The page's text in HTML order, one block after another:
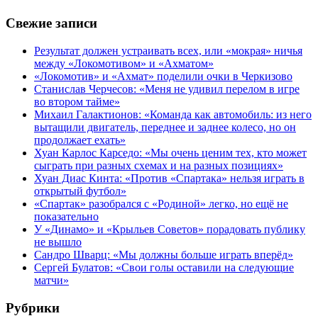
Свежие записи
Результат должен устраивать всех, или «мокрая» ничья
между «Локомотивом» и «Ахматом»
«Локомотив» и «Ахмат» поделили очки в Черкизово
Станислав Черчесов: «Меня не удивил перелом в игре
во втором тайме»
Михаил Галактионов: «Команда как автомобиль: из него
вытащили двигатель, переднее и заднее колесо, но он
продолжает ехать»
Хуан Карлос Карседо: «Мы очень ценим тех, кто может
сыграть при разных схемах и на разных позициях»
Хуан Диас Кинта: «Против «Спартака» нельзя играть в
открытый футбол»
«Спартак» разобрался с «Родиной» легко, но ещё не
показательно
У «Динамо» и «Крыльев Советов» порадовать публику
не вышло
Сандро Шварц: «Мы должны больше играть вперёд»
Сергей Булатов: «Свои голы оставили на следующие
матчи»
Рубрики